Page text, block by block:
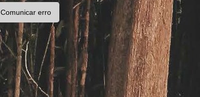
Comunicar erro